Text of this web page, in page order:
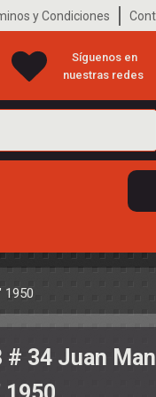
y Condiciones
Síguenos en
nuestras redes
1950
34 Juan